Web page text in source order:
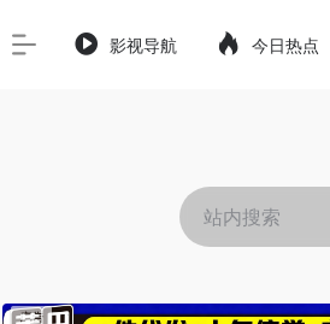
影视导航 今日热点